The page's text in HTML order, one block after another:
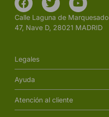
Calle Laguna de Marquesado
47, Nave D, 28021 MADRID
Legales
Ayuda
Atención al cliente